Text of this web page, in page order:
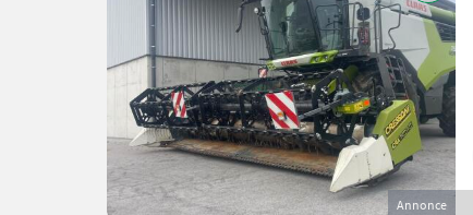
Annonce